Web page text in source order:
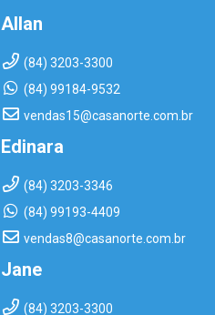
Allan
(84) 3203-3300
(84) 99184-9532
vendas15@casanorte.com.br
Edinara
(84) 3203-3346
(84) 99193-4409
vendas8@casanorte.com.br
Jane
(84) 3203-3300